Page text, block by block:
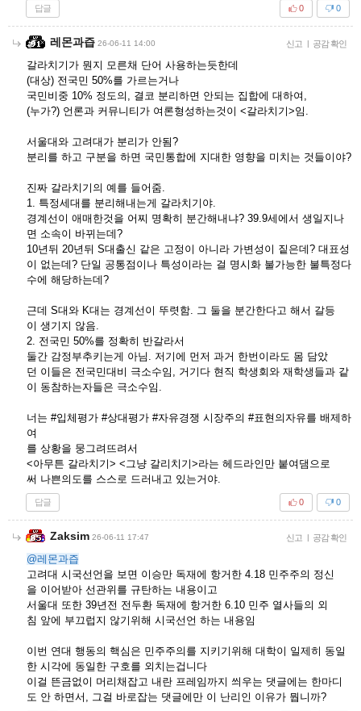
답글 0
0
레몬과즙 26-06-11 14:00 신고 | 공감 확인
갈라치기가 뭔지 모른채 단어 사용하는듯한데
(대상) 전국민 50%를 가르는거나
국민비중 10% 정도의, 결코 분리하면 안되는 집합에 대하여,
(누가?) 언론과 커뮤니티가 여론형성하는것이 <갈라치기>임.
서울대와 고려대가 분리가 안됨?
분리를 하고 구분을 하면 국민통합에 지대한 영향을 미치는 것들이야?
진짜 갈라치기의 예를 들어줌.
1. 특정세대를 분리해내는게 갈라치기야.
경계선이 애매한것을 어찌 명확히 분간해내냐? 39.9세에서 생일지나
면 소속이 바뀌는데?
10년뒤 20년뒤 S대출신 같은 고정이 아니라 가변성이 짙은데? 대표성
이 없는데? 단일 공통점이나 특성이라는 걸 명시화 불가능한 불특정다
수에 해당하는데?
근데 S대와 K대는 경계선이 뚜렷함. 그 둘을 분간한다고 해서 갈등
이 생기지 않음.
2. 전국민 50%를 정확히 반갈라서
둘간 감정부추키는게 아님. 저기에 먼저 과거 한번이라도 몸 담았
던 이들은 전국민대비 극소수임, 거기다 현직 학생회와 재학생들과 같
이 동참하는자들은 극소수임.
너는 #입체평가 #상대평가 #자유경쟁 시장주의 #표현의자유를 배제하
여
를 상황을 뭉그려뜨려서
<아무튼 갈라치기> <그냥 갈리치기>라는 헤드라인만 붙여댐으로
써 나쁜의도를 스스로 드러내고 있는거야.
답글 0
0
Zaksim 26-06-11 17:47 신고 | 공감 확인
@레몬과즙
고려대 시국선언을 보면 이승만 독재에 항거한 4.18 민주주의 정신
을 이어받아 선관위를 규탄하는 내용이고
서울대 또한 39년전 전두환 독재에 항거한 6.10 민주 열사들의 외
침 앞에 부끄럽지 않기위해 시국선언 하는 내용임
이번 연대 행동의 핵심은 민주주의를 지키기위해 대학이 일제히 동일
한 시각에 동일한 구호를 외치는겁니다
이걸 뜬금없이 머리채잡고 내란 프레임까지 씌우는 댓글에는 한마디
도 안 하면서, 그걸 바로잡는 댓글에만 이 난리인 이유가 뭡니까?